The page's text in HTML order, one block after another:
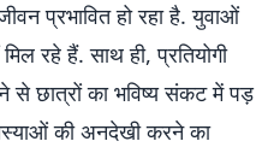
प्रभावित हो रहा है. युवाओं
रहे हैं. साथ ही, प्रतियोगी
से छात्रों का भविष्य संकट में पड़
की अनदेखी करने का